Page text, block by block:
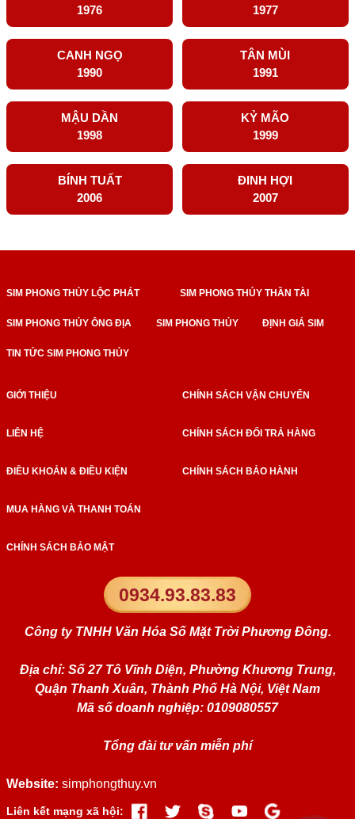
1976
1977
CANH NGỌ
1990
TÂN MÙI
1991
MẬU DẦN
1998
KỶ MÃO
1999
BÍNH TUẤT
2006
ĐINH HỢI
2007
SIM PHONG THỦY LỘC PHÁT SIM PHONG THỦY THẦN TÀI
SIM PHONG THỦY ÔNG ĐỊA SIM PHONG THỦY ĐỊNH GIÁ SIM
TIN TỨC SIM PHONG THỦY
Website: simphongthuy.vn
Liên kết mạng xã hội:
0934.93.83.83
Công ty TNHH Văn Hóa Số Mặt Trời Phương Đông.
Địa chỉ: Số 27 Tô Vĩnh Diện, Phường Khương Trung,
Quận Thanh Xuân, Thành Phố Hà Nội, Việt Nam
Mã số doanh nghiệp: 0109080557
Tổng đài tư vấn miễn phí
GIỚI THIỆU
LIÊN HỆ
ĐIỀU KHOẢN & ĐIỀU KIỆN
MUA HÀNG VÀ THANH TOÁN
CHÍNH SÁCH BẢO MẬT
CHÍNH SÁCH VẬN CHUYỂN
CHÍNH SÁCH ĐỔI TRẢ HÀNG
CHÍNH SÁCH BẢO HÀNH